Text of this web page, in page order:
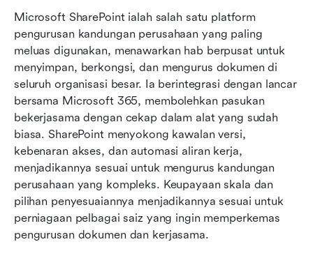
Microsoft SharePoint ialah salah satu platform
pengurusan kandungan perusahaan yang paling
meluas digunakan, menawarkan hab berpusat untuk
menyimpan, berkongsi, dan mengurus dokumen di
seluruh organisasi besar. Ia berintegrasi dengan lancar
bersama Microsoft 365, membolehkan pasukan
bekerjasama dengan cekap dalam alat yang sudah
biasa. SharePoint menyokong kawalan versi,
kebenaran akses, dan automasi aliran kerja,
menjadikannya sesuai untuk mengurus kandungan
perusahaan yang kompleks. Keupayaan skala dan
pilihan penyesuaiannya menjadikannya sesuai untuk
perniagaan pelbagai saiz yang ingin memperkemas
pengurusan dokumen dan kerjasama.